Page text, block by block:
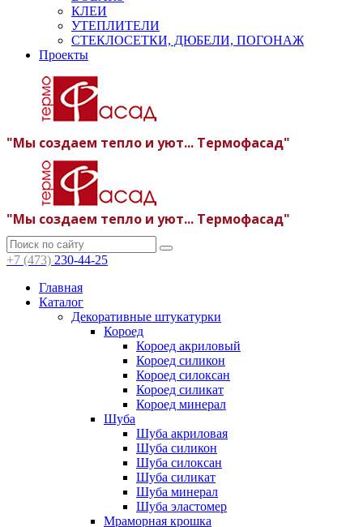
КЛЕИ
УТЕПЛИТЕЛИ
СТЕКЛОСЕТКИ, ДЮБЕЛИ, ПОГОНАЖ
Проекты
"Мы создаем тепло и уют... Термофасад"
"Мы создаем тепло и уют... Термофасад"
+7 (473) 230-44-25
Главная
Каталог
Декоративные штукатурки
Короед
Короед акриловый
Короед силикон
Короед силоксан
Короед силикат
Короед минерал
Шуба
Шуба акриловая
Шуба силикон
Шуба силоксан
Шуба силикат
Шуба минерал
Шуба эластомер
Мраморная крошка